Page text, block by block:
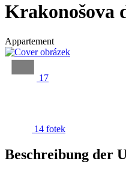
Krakonošova
Appartement
17
14 fotek
Beschreibung der